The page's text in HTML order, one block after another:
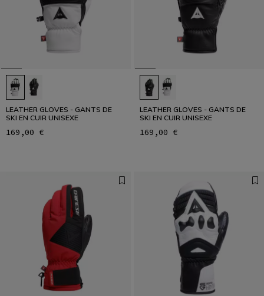
LEATHER GLOVES - GANTS DE
SKI EN CUIR UNISEXE
169,00 €
LEATHER GLOVES - GANTS DE
SKI EN CUIR UNISEXE
169,00 €